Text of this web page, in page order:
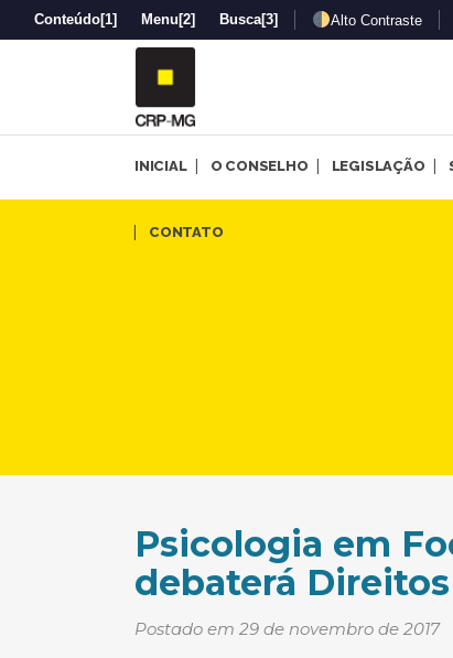
Conteúdo[1] Menu [2] Busca[3] Alto Contraste
INICIAL O CONSELHO LEGISLAÇÃO
CONTATO
Psicologia em Foco na
Psicologia em
debaterá
Postado em 29 de novembro de 2017